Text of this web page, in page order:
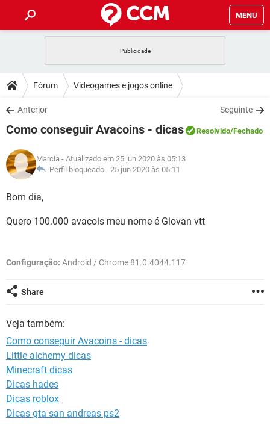
MENU
CELULAR FACEBOOK
OUTLOOK
INSTAGRAM GMAIL
GUIA DE COMPRAS
DICAS
JOGOS WHATSAPP
INSTAGRAM GMAIL
GUIA DE COMPRAS
DOWNLOADS
JOGOS WHATSAPP
CELULAR
OUTLOOK EXCEL
INSTAGRAM
JOGOS WHATSAPP
CELULAR
OUTLOOK
INSTAGRAM GMAIL
GLOSSÁRIO
JOGOS
Fórum Videogames e jogos online
Anterior Seguinte
Como conseguir Avacoins - dicas Resolvido/Fechado
Marcia - Atualizado em 25 jun 2020 às 05:13
Perfil bloqueado - 25 jun 2020 às 05:11
Bom dia,
Quero 100.000 avacois meu nome é Giovan vtt
Configuração: Android / Chrome 81.0.4044.117
Share
Veja também:
Como conseguir Avacoins - dicas
Little alchemy dicas
Minecraft dicas
Dicas hades
Dicas roblox
Dicas gta san andreas ps2